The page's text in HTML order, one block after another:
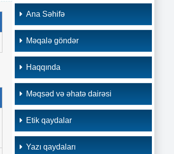
Ana Səhifə
Məqalə göndər
Haqqında
Məqsəd və əhatə dairəsi
Etik qaydalar
Yazı qaydaları